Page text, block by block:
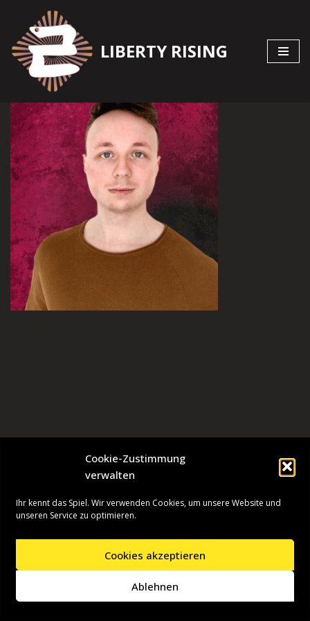
Cookie-Zustimmung
verwalten
Ihr kennt das Spiel. Wir verwenden Cookies, um unsere Website und
unseren Service zu optimieren.
Cookies akzeptieren
Ablehnen
Zum
Inhalt
springen
LIBERTY RISING
| Präsentiert vonWordPress
Presseinformationen